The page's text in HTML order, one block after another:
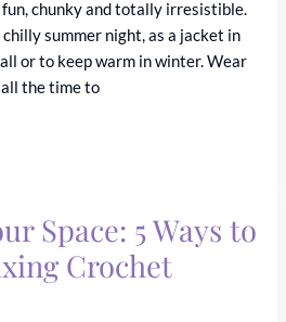
chunky and totally irresistible.
summer night, as a jacket in
or to keep warm in winter. Wear
the time to
Space: 5 Ways to
Crochet